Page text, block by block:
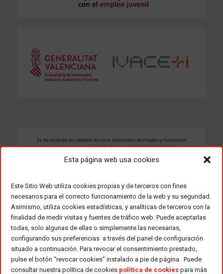
Esta página web usa cookies
Este Sitio Web utiliza cookies propias y de terceros con fines
necesarios para el correcto funcionamiento de la web y su seguridad.
Asimismo, utiliza cookies estadísticas, y analíticas de terceros con la
finalidad de medir visitas y fuentes de tráfico web. Puede aceptarlas
todas, solo algunas de ellas o simplemente las necesarias,
configurando sus preferencias a través del panel de configuración
situado a continuación. Para revocar el consentimiento prestado,
pulse el botón “revocar cookies” instalado a pie de página. Puede
consultar nuestra política de cookies política de cookies para más